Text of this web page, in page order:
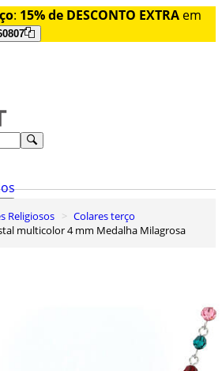
: 15% de DESCONTO EXTRA em
Religiosos
Colares terço
multicolor 4 mm Medalha Milagrosa